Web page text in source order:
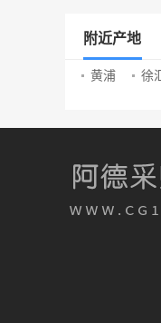
附近产地
黄浦 徐汇